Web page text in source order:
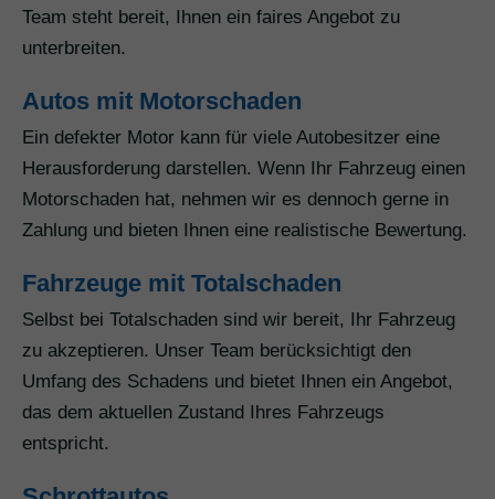
Team steht bereit, Ihnen ein faires Angebot zu
unterbreiten.
Autos mit Motorschaden
Ein defekter Motor kann für viele Autobesitzer eine
Herausforderung darstellen. Wenn Ihr Fahrzeug einen
Motorschaden hat, nehmen wir es dennoch gerne in
Zahlung und bieten Ihnen eine realistische Bewertung.
Fahrzeuge mit Totalschaden
Selbst bei Totalschaden sind wir bereit, Ihr Fahrzeug
zu akzeptieren. Unser Team berücksichtigt den
Umfang des Schadens und bietet Ihnen ein Angebot,
das dem aktuellen Zustand Ihres Fahrzeugs
entspricht.